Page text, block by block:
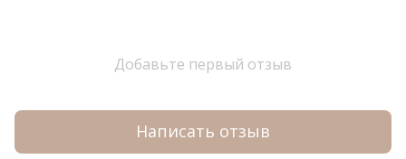
Добавьте первый отзыв
Написать отзыв